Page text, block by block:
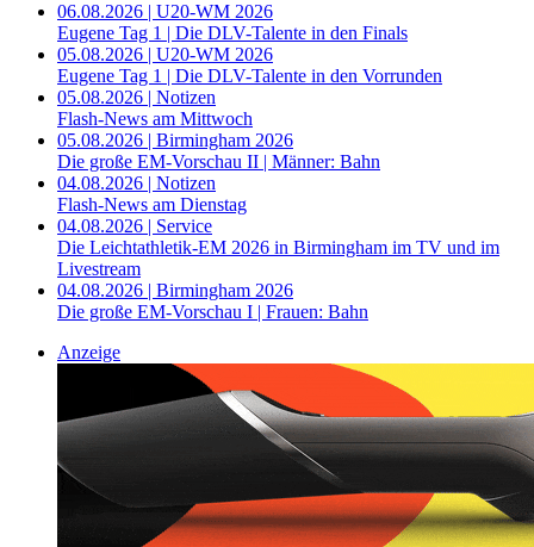
06.08.2026 | U20-WM 2026
Eugene Tag 1 | Die DLV-Talente in den Finals
05.08.2026 | U20-WM 2026
Eugene Tag 1 | Die DLV-Talente in den Vorrunden
05.08.2026 | Notizen
Flash-News am Mittwoch
05.08.2026 | Birmingham 2026
Die große EM-Vorschau II | Männer: Bahn
04.08.2026 | Notizen
Flash-News am Dienstag
04.08.2026 | Service
Die Leichtathletik-EM 2026 in Birmingham im TV und im
Livestream
04.08.2026 | Birmingham 2026
Die große EM-Vorschau I | Frauen: Bahn
Anzeige